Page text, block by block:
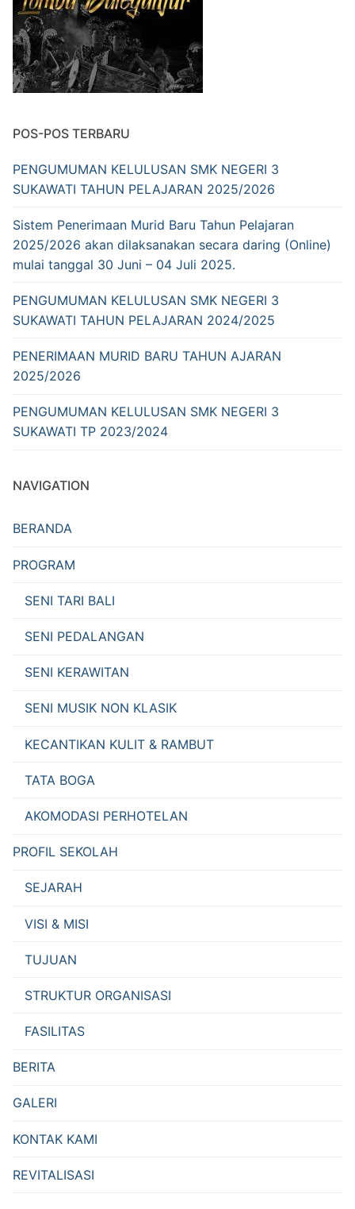
POS-POS TERBARU
PENGUMUMAN KELULUSAN SMK NEGERI 3
SUKAWATI TAHUN PELAJARAN 2025/2026
Sistem Penerimaan Murid Baru Tahun Pelajaran
2025/2026 akan dilaksanakan secara daring (Online)
mulai tanggal 30 Juni – 04 Juli 2025.
PENGUMUMAN KELULUSAN SMK NEGERI 3
SUKAWATI TAHUN PELAJARAN 2024/2025
PENERIMAAN MURID BARU TAHUN AJARAN
2025/2026
PENGUMUMAN KELULUSAN SMK NEGERI 3
SUKAWATI TP 2023/2024
NAVIGATION
BERANDA
PROGRAM
SENI TARI BALI
SENI PEDALANGAN
SENI KERAWITAN
SENI MUSIK NON KLASIK
KECANTIKAN KULIT & RAMBUT
TATA BOGA
AKOMODASI PERHOTELAN
PROFIL SEKOLAH
SEJARAH
VISI & MISI
TUJUAN
STRUKTUR ORGANISASI
FASILITAS
BERITA
GALERI
KONTAK KAMI
REVITALISASI